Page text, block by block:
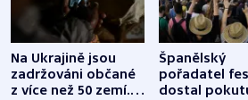
Na Ukrajině jsou
zadržováni občané
z více než 50 zemí.
Španělský
pořadatel
dostal